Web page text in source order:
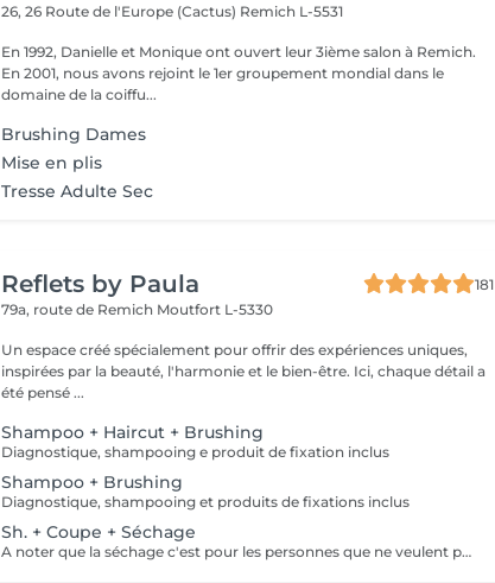
26, 26 Route de l'Europe (Cactus) Remich L-5531
En 1992, Danielle et Monique ont ouvert leur 3ième salon à Remich.
En 2001, nous avons rejoint le 1er groupement mondial dans le
domaine de la coiffu...
Brushing Dames
Mise en plis
Tresse Adulte Sec
Reflets by Paula
181
79a, route de Remich Moutfort L-5330
Un espace créé spécialement pour offrir des expériences uniques,
inspirées par la beauté, l'harmonie et le bien-être. Ici, chaque détail a
été pensé ...
Shampoo + Haircut + Brushing
Diagnostique, shampooing e produit de fixation inclus
Shampoo + Brushing
Diagnostique, shampooing et produits de fixations inclus
Sh. + Coupe + Séchage
A noter que la séchage c'est pour les personnes que ne veulent pas faire le brushing. C'est simplement pour en enlever l'excès de l'eau du cheveux!